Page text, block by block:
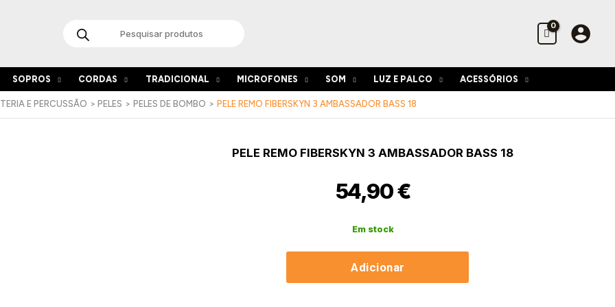
search
SOPROS CORDAS TRADICIONAL MICROFONES SOM LUZ E PALCO ACESSÓRIOS
E PERCUSSÃO PELES PELES DE BOMBO PELE REMO FIBERSKYN 3 AMBASSADOR BASS 18
PELE REMO FIBERSKYN 3 AMBASSADOR BASS 18
54,90€
Em stock
de
18
Adicionar
Fiberskyn
Bass
18